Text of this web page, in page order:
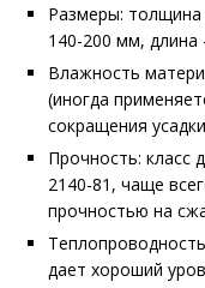
Размеры:
140-200 мм,
Влажность
(иногда
сокращения
Прочность: класс
2140-81, чаще
прочностью на
дает хороший